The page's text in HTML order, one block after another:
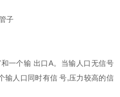
子
个输 出口A。当输人口无信号
输人口同时有信 号,压力较高的信